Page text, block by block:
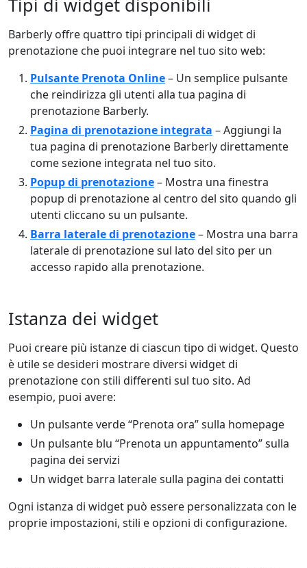
Tipi di widget disponibili
Barberly offre quattro tipi principali di widget di
prenotazione che puoi integrare nel tuo sito web:
Pulsante Prenota Online– Un semplice pulsante
che reindirizza gli utenti alla tua pagina di
prenotazione Barberly.
Pagina di prenotazione integrata – Aggiungi la
tua pagina di prenotazione Barberly direttamente
come sezione integrata nel tuo sito.
Popup di prenotazione– Mostra una finestra
popup di prenotazione al centro del sito quando gli
utenti cliccano su un pulsante.
Barra laterale di prenotazione– Mostra una barra
laterale di prenotazione sul lato del sito per un
accesso rapido alla prenotazione.
Istanza dei widget
Puoi creare più istanze di ciascun tipo di widget. Questo
è utile se desideri mostrare diversi widget di
prenotazione con stili differenti sul tuo sito. Ad
esempio, puoi avere:
Un pulsante verde “Prenota ora” sulla homepage
Un pulsante blu “Prenota un appuntamento” sulla
pagina dei servizi
Un widget barra laterale sulla pagina dei contatti
Ogni istanza di widget può essere personalizzata con le
proprie impostazioni, stili e opzioni di configurazione.